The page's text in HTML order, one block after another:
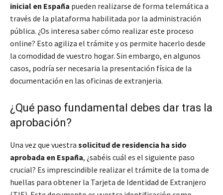
inicial en España pueden realizarse de forma telemática a
través de la plataforma habilitada por la administración
pública. ¿Os interesa saber cómo realizar este proceso
online? Esto agiliza el trámite y os permite hacerlo desde
la comodidad de vuestro hogar. Sin embargo, en algunos
casos, podría ser necesaria la presentación física de la
documentación en las oficinas de extranjeria.
¿Qué paso fundamental debes dar tras la
aprobación?
Una vez que vuestra solicitud de residencia ha sido
aprobada en España, ¿sabéis cuál es el siguiente paso
crucial? Es imprescindible realizar el trámite de la toma de
huellas para obtener la Tarjeta de Identidad de Extranjero